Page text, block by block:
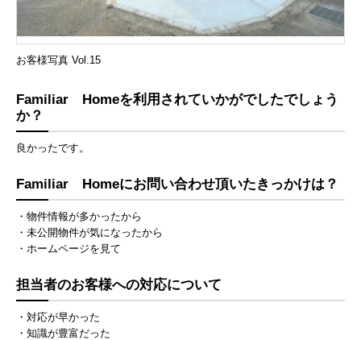
お客様写真 Vol.15
Familiar Homeを利用されていかがでしたでしょう
か？
良かったです。
Familiar Homeにお問い合わせ頂いたきっかけは？
・物件情報が多かったから
・未公開物件が気になったから
・ホームページを見て
担当者のお客様への対応について
・対応が早かった
・知識が豊富だった